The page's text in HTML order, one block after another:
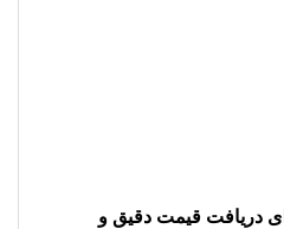
دریافت قیمت دقیق و